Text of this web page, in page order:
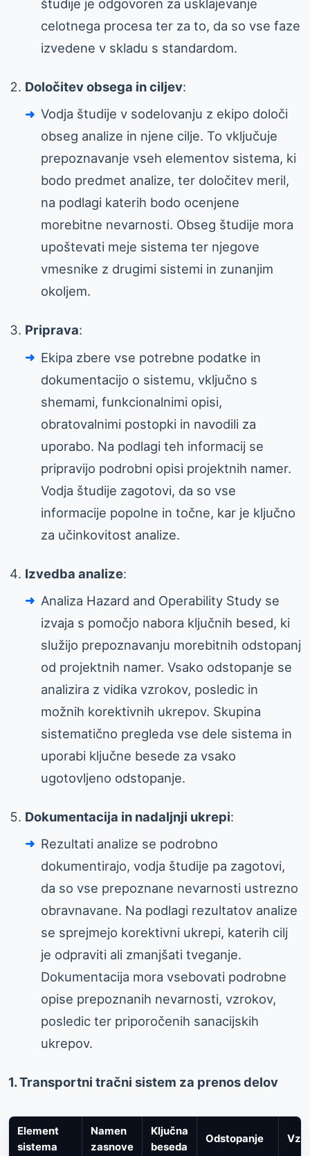
študije je odgovoren za usklajevanje
celotnega procesa ter za to, da so vse faze
izvedene v skladu s standardom.
Določitev obsega in ciljev:
Vodja študije v sodelovanju z ekipo določi
obseg analize in njene cilje. To vključuje
prepoznavanje vseh elementov sistema, ki
bodo predmet analize, ter določitev meril,
na podlagi katerih bodo ocenjene
morebitne nevarnosti. Obseg študije mora
upoštevati meje sistema ter njegove
vmesnike z drugimi sistemi in zunanjim
okoljem.
Priprava:
Ekipa zbere vse potrebne podatke in
dokumentacijo o sistemu, vključno s
shemami, funkcionalnimi opisi,
obratovalnimi postopki in navodili za
uporabo. Na podlagi teh informacij se
pripravijo podrobni opisi projektnih namer.
Vodja študije zagotovi, da so vse
informacije popolne in točne, kar je ključno
za učinkovitost analize.
Izvedba analize:
Analiza Hazard and Operability Study se
izvaja s pomočjo nabora ključnih besed, ki
služijo prepoznavanju morebitnih odstopanj
od projektnih namer. Vsako odstopanje se
analizira z vidika vzrokov, posledic in
možnih korektivnih ukrepov. Skupina
sistematično pregleda vse dele sistema in
uporabi ključne besede za vsako
ugotovljeno odstopanje.
Dokumentacija in nadaljnji ukrepi:
Rezultati analize se podrobno
dokumentirajo, vodja študije pa zagotovi,
da so vse prepoznane nevarnosti ustrezno
obravnavane. Na podlagi rezultatov analize
se sprejmejo korektivni ukrepi, katerih cilj
je odpraviti ali zmanjšati tveganje.
Dokumentacija mora vsebovati podrobne
opise prepoznanih nevarnosti, vzrokov,
posledic ter priporočenih sanacijskih
ukrepov.
1. Transportni tračni sistem za prenos delov
Element
sistema
Namen
zasnove
Ključna
beseda
Odstopanje